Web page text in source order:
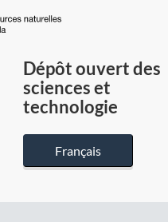
du
Canada
Dépôt ouvert des
sciences et
technologie
Français